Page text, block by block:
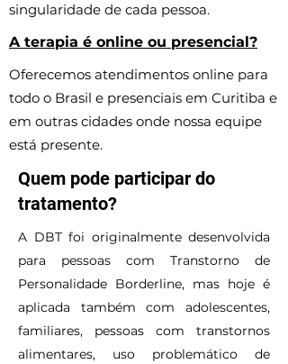
singularidade de cada pessoa.
A terapia é online ou presencial?
Oferecemos atendimentos online para
todo o Brasil e presenciais em Curitiba e
em outras cidades onde nossa equipe
está presente.
Quem pode participar do
tratamento?
A DBT foi originalmente desenvolvida
para pessoas com Transtorno de
Personalidade Borderline, mas hoje é
aplicada também com adolescentes,
familiares, pessoas com transtornos
alimentares, uso problemático de